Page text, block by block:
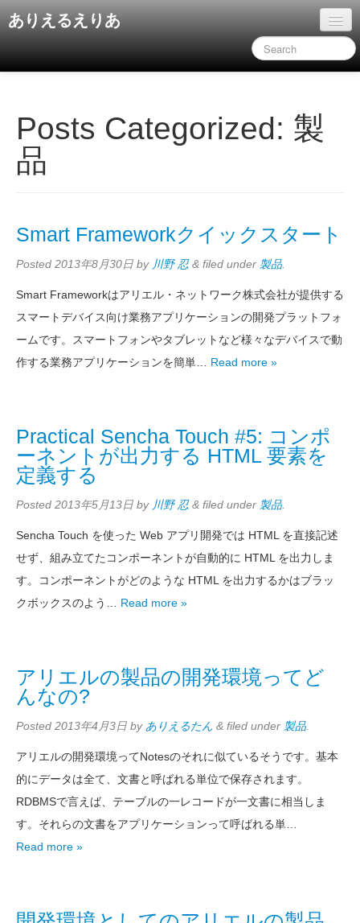
ありえるえりあ
旧コンテンツ
Posts Categorized: 製
品
Smart Frameworkクイックスタート
Posted 2013年8月30日 by 川野 忍 & filed under 製品
Smart Frameworkはアリエル・ネットワーク株式会社が提供する
スマートデバイス向け業務アプリケーションの開発プラットフォ
ームです。スマートフォンやタブレットなど様々なデバイスで動
作する業務アプリケーションを簡単… Read more »
Practical Sencha Touch #5: コンポ
ーネントが出力する HTML 要素を
定義する
Posted 2013年5月13日 by 川野 忍 & filed under 製品
Sencha Touch を使った Web アプリ開発では HTML を直接記述
せず、組み立てたコンポーネントが自動的に HTML を出力しま
す。コンポーネントがどのような HTML を出力するかはブラッ
クボックスのよう… Read more »
アリエルの製品の開発環境ってど
んなの?
Posted 2013年4月3日 by ありえるたん & filed under 製品
アリエルの開発環境ってNotesのそれに似ているそうです。基本
的にデータは全て、文書と呼ばれる単位で保存されます。
RDBMSで言えば、テーブルの一レコードが一文書に相当しま
す。それらの文書をアプリケーションって呼ばれる単…
Read more »